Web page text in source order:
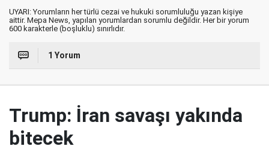
UYARI: Yorumların her türlü cezai ve hukuki sorumluluğu yazan kişiye
aittir. Mepa News, yapılan yorumlardan sorumlu değildir. Her bir yorum
600 karakterle (boşluklu) sınırlıdır.
1 Yorum
Trump: İran savaşı yakında
bitecek